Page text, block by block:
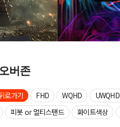
버존
로가기 FHD WQHD UWQHD
피봇 or 멀티스탠드 화이트색상